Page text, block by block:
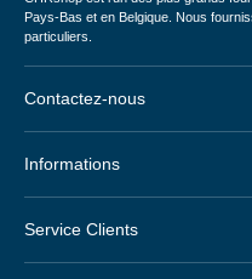
Pays-Bas et en Belgique. Nous
particuliers.
Contactez-nous
Informations
Service Clients